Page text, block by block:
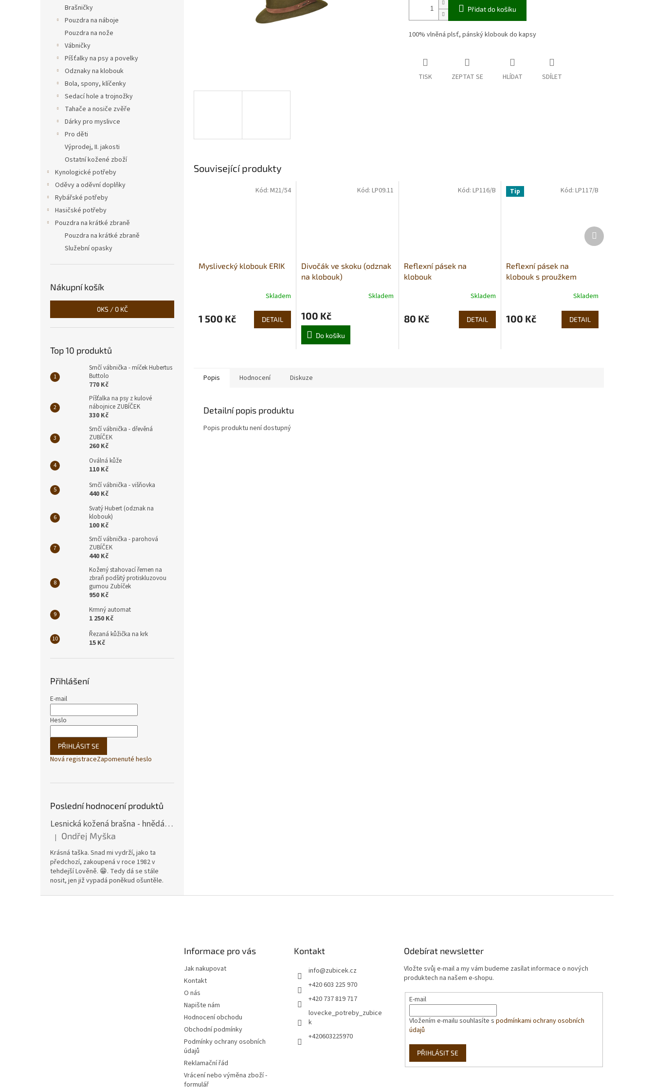
Brašničky
Pouzdra na náboje
Pouzdra na nože
Vábničky
Píšťalky na psy a povelky
Odznaky na klobouk
Bola, spony, klíčenky
Sedací hole a trojnožky
Tahače a nosiče zvěře
Dárky pro myslivce
Pro děti
Výprodej, II. jakosti
Ostatní kožené zboží
Kynologické potřeby
Oděvy a oděvní doplňky
Rybářské potřeby
Hasičské potřeby
Pouzdra na krátké zbraně
Pouzdra na krátké zbraně
Služební opasky
Nákupní košík
0KS / 0 KČ
Top 10 produktů
Srnčí vábnička - míček Hubertus
Buttolo
770 Kč
Píšťalka na psy z kulové
nábojnice ZUBÍČEK
330 Kč
Srnčí vábnička - dřevěná
ZUBÍČEK
260 Kč
Oválná kůže
110 Kč
Srnčí vábnička - višňovka
440 Kč
Svatý Hubert (odznak na
klobouk)
100 Kč
Srnčí vábnička - parohová
ZUBÍČEK
440 Kč
Kožený stahovací řemen na
zbraň podšitý protiskluzovou
gumou Zubíček
950 Kč
Krmný automat
1 250 Kč
Řezaná kůžička na krk
15 Kč
Přihlášení
E-mail
Heslo
PŘIHLÁSIT SE
Nová registraceZapomenuté heslo
Poslední hodnocení produktů
Lesnická kožená brašna - hnědá hovězina
Hodnocení produktu je 5 z 5 hvězdiček.
| Ondřej Myška
Krásná taška. Snad mi vydrží, jako ta
předchozí, zakoupená v roce 1982 v
tehdejší Lověně. 😁. Tedy dá se stále
nosit, jen již vypadá poněkud ošuntěle.
Přidat do košíku
100% vlněná plsť, pánský klobouk do kapsy
TISK ZEPTAT SE HLÍDAT SDÍLET
Související produkty
Myslivecký klobouk ERIK
Skladem
1 500 Kč DETAIL
Kód: M21/54
Divočák ve skoku (odznak
na klobouk)
Skladem
100 Kč
Do košíku
Kód: LP09.11
Reflexní pásek na
klobouk
Skladem
80 Kč DETAIL
Kód:LP116/B Tip
Reflexní pásek na
klobouk s proužkem
Skladem
100 Kč DETAIL
Kód: LP117/B
Další
produkt
Popis Hodnocení Diskuze
Detailní popis produktu
Popis produktu není dostupný
Informace pro vás
Jak nakupovat
Kontakt
O nás
Napište nám
Hodnocení obchodu
Obchodní podmínky
Podmínky ochrany osobních
údajů
Reklamační řád
Vrácení nebo výměna zboží -
formulář
Kontakt
info@zubicek.cz
+420 603 225 970
+420 737 819 717
lovecke_potreby_zubice
k
+420603225970
Odebírat newsletter
Vložte svůj e-mail a my vám budeme zasílat informace o nových
produktech na našem e-shopu.
E-mail
Vložením e-mailu souhlasíte spodmínkami ochrany osobních
údajů
PŘIHLÁSIT SE